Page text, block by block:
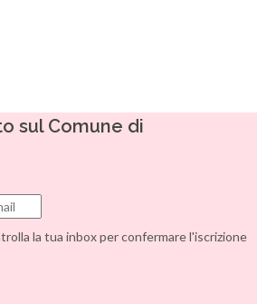
sul Comune di
la tua inbox per confermare l'iscrizione